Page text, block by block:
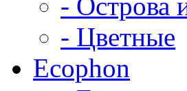
- Цветные
Ecophon